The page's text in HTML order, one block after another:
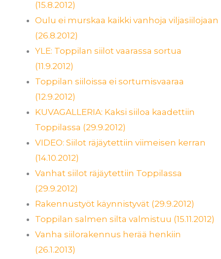
(15.8.2012)
Oulu ei murskaa kaikki vanhoja viljasiilojaan
(26.8.2012)
YLE: Toppilan siilot vaarassa sortua
(11.9.2012)
Toppilan siiloissa ei sortumisvaaraa
(12.9.2012)
KUVAGALLERIA: Kaksi siiloa kaadettiin
Toppilassa (29.9.2012)
VIDEO: Siilot räjäytettiin viimeisen kerran
(14.10.2012)
Vanhat siilot räjäytettiin Toppilassa
(29.9.2012)
Rakennustyöt käynnistyvät (29.9.2012)
Toppilan salmen silta valmistuu (15.11.2012)
Vanha siilorakennus herää henkiin
(26.1.2013)